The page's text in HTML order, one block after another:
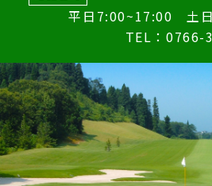
プ
平日7:00~17:00 土
TEL：0766-